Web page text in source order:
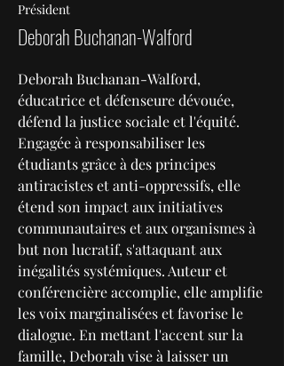
Président
Deborah Buchanan-Walford
Deborah Buchanan-Walford,
éducatrice et défenseure dévouée,
défend la justice sociale et l'équité.
Engagée à responsabiliser les
étudiants grâce à des principes
antiracistes et anti-oppressifs, elle
étend son impact aux initiatives
communautaires et aux organismes à
but non lucratif, s'attaquant aux
inégalités systémiques. Auteur et
conférencière accomplie, elle amplifie
les voix marginalisées et favorise le
dialogue. En mettant l'accent sur la
famille, Deborah vise à laisser un